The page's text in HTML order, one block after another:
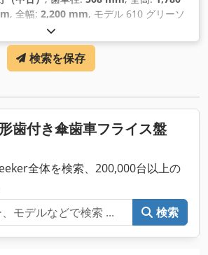
, 全幅: 2,200 mm, モデル 610 グリーソ
シャー 装備 油圧式ワーク把持 ペンダン
コンベア インデックスプレート ジュネ
ジ 油圧システム クーラントシステム
マニュアル 仕様 最大ギアピッチ直径：
グル：60～80度 フェース幅: 3.0" 極端
カッター速度（毎分）：15.6～87.7フィ
歯当たり秒）：3～35 仕上げ用カッター
ら 20.5' 仕上げ用送り速度（1歯当たり
118" x 86.5" x 70" H 重量：17,500ポンド
検索を保存
歯付き傘歯車フライス盤
全体を検索、200,000台以上の
検索